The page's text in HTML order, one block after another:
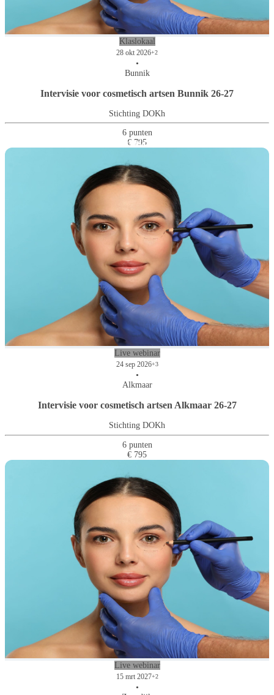
Positieve supervisie en intervisie
Klaslokaal
28 okt 2026+2
•
Bunnik
Intervisie voor cosmetisch artsen Bunnik 26-27
Stichting DOKh
6 punten
€ 795
Live webinar
24 sep 2026+3
•
Alkmaar
Intervisie voor cosmetisch artsen Alkmaar 26-27
Stichting DOKh
6 punten
€ 795
Live webinar
15 mrt 2027+2
•